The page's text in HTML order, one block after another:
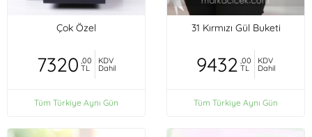
Çok Özel
7320 ,00
TL
KDV
Dahil
Tüm Türkiye Aynı Gün
31 Kırmızı Gül Buketi
9432 ,00
TL
KDV
Dahil
Tüm Türkiye Aynı Gün